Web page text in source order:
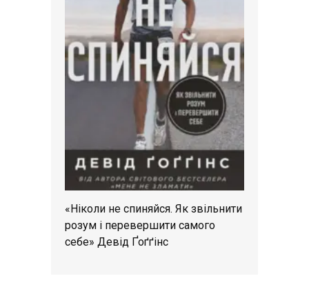
«Ніколи не спиняйся. Як звільнити
розум і перевершити самого
себе» Девід Ґоґґінс